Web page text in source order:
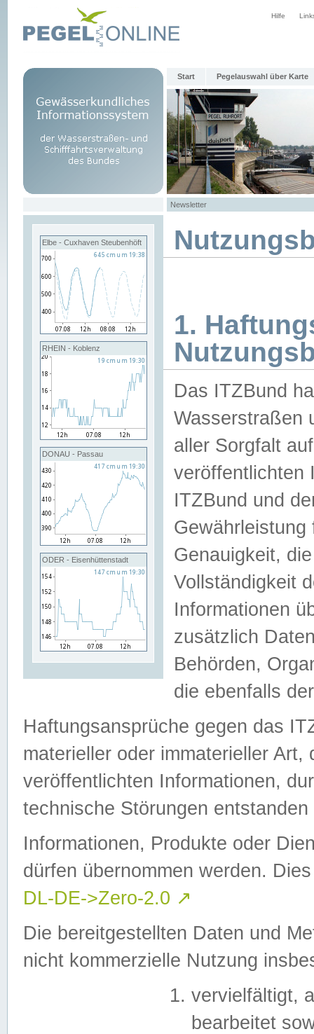
Hilfe
Start Pegelauswahl über Karte
Newsletter
Elbe - Cuxhaven Steubenhöft
RHEIN - Koblenz
DONAU - Passau
ODER - Eisenhüttenstadt
1.
Das ITZBund
Wasserstraßen
aller Sorgfalt
veröffentlichten
ITZBund und
Genauigkeit,
Vollständigkeit
Informationen
zusätzlich
Behörden,
die ebenfalls
Haftungsansprüche gegen das
materieller oder immaterieller
veröffentlichten Informationen,
technische Störungen
Informationen, Produkte oder
dürfen übernommen werden.
DL-DE->Zero-2.0 ↗
Die bereitgestellten Daten und
nicht kommerzielle Nutzung
vervielfältigt,
bearbeitet